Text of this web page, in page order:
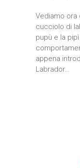
Vediamo ora
cucciolo di
pupù e la
appena
Labrador…